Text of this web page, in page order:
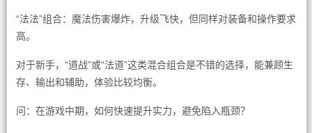
“法法”组合：魔法伤害爆炸，升级飞快，但同样对装备和操作要求
高。
对于新手，“道战”或“法道”这类混合组合是不错的选择，能兼顾生
存、输出和辅助，体验比较均衡。
问：在游戏中期，如何快速提升实力，避免陷入瓶颈？